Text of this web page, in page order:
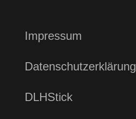
Impressum
Datenschutzerklärung
DLHStick